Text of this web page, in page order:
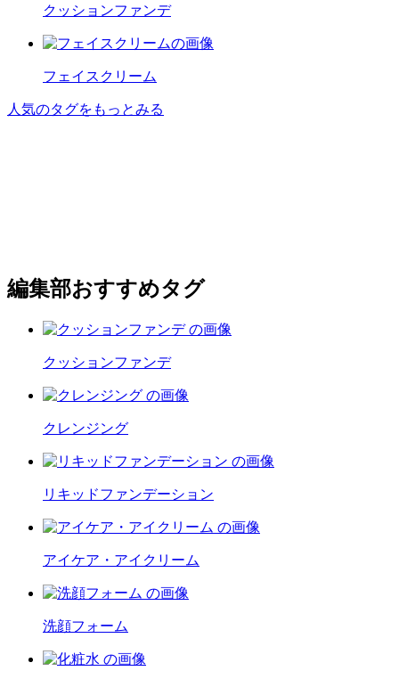
クッションファンデ
フェイスクリーム
人気のタグをもっとみる
編集部おすすめタグ
クッションファンデ
クレンジング
リキッドファンデーション
アイケア・アイクリーム
洗顔フォーム